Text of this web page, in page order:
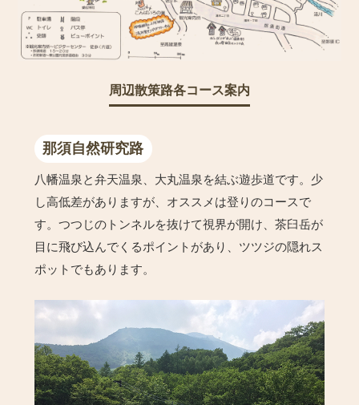
周辺散策路各コース案内
那須自然研究路
八幡温泉と弁天温泉、大丸温泉を結ぶ遊歩道です。少
し高低差がありますが、オススメは登りのコースで
す。つつじのトンネルを抜けて視界が開け、茶臼岳が
目に飛び込んでくるポイントがあり、ツツジの隠れス
ポットでもあります。